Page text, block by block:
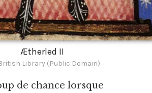
Ætherled II
Library (Public Domain)
de chance lorsque